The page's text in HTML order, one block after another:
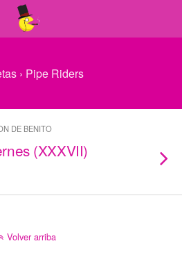
› Pipe Riders
DE BENITO
(XXXVII)
Volver arriba